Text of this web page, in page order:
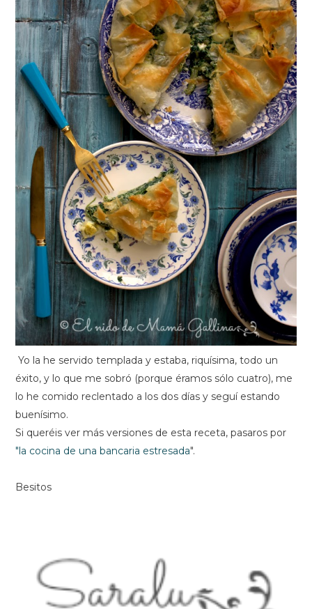
Yo la he servido templada y estaba, riquísima, todo un
éxito, y lo que me sobró (porque éramos sólo cuatro), me
lo he comido reclentado a los dos días y seguí estando
buenísimo.
Si queréis ver más versiones de esta receta, pasaros por
"la cocina de una bancaria estresada".
Besitos